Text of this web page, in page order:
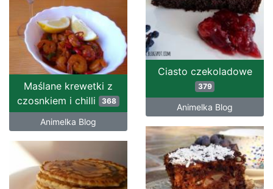
Ciasto czekoladowe
379
Animelka Blog
Maślane krewetki z
czosnkiem i chilli 368
Animelka Blog